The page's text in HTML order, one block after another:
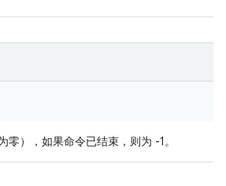
零），如果命令已结束，则为 -1。